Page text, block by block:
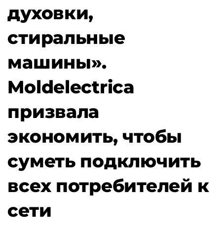
духовки,
стиральные
машины».
Moldelectrica
призвала
экономить, чтобы
суметь подключить
всех потребителей к
сети